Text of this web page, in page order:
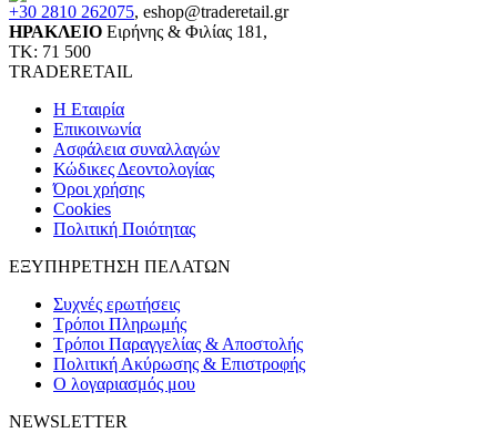
+30 2810 262075, eshop@traderetail.gr
ΗΡΑΚΛΕΙΟ Ειρήνης & Φιλίας 181,
ΤΚ: 71 500
TRADERETAIL
H Εταιρία
Eπικοινωνία
Ασφάλεια συναλλαγών
Κώδικες Δεοντολογίας
Όροι χρήσης
Cookies
Πολιτική Ποιότητας
ΕΞΥΠΗΡΕΤΗΣΗ ΠΕΛΑΤΩΝ
Συχνές ερωτήσεις
Τρόποι Πληρωμής
Τρόποι Παραγγελίας & Αποστολής
Πολιτική Ακύρωσης & Επιστροφής
Ο λογαριασμός μου
NEWSLETTER